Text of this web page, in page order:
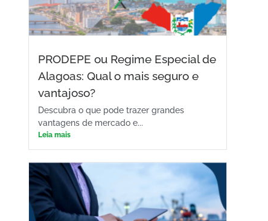
PRODEPE ou Regime Especial de
Alagoas: Qual o mais seguro e
vantajoso?
Descubra o que pode trazer grandes
vantagens de mercado e...
Leia mais